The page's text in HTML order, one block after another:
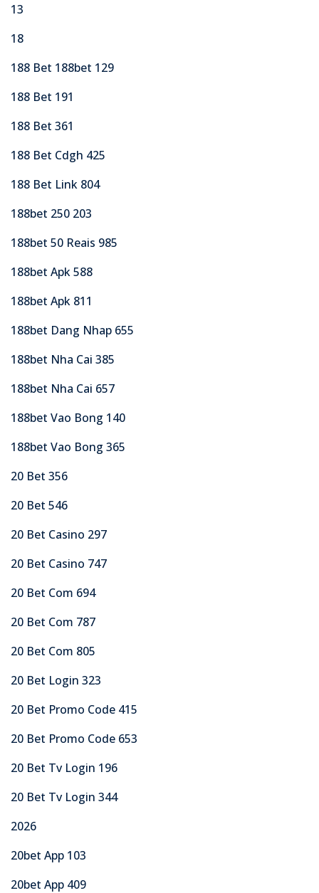
13
18
188 Bet 188bet 129
188 Bet 191
188 Bet 361
188 Bet Cdgh 425
188 Bet Link 804
188bet 250 203
188bet 50 Reais 985
188bet Apk 588
188bet Apk 811
188bet Dang Nhap 655
188bet Nha Cai 385
188bet Nha Cai 657
188bet Vao Bong 140
188bet Vao Bong 365
20 Bet 356
20 Bet 546
20 Bet Casino 297
20 Bet Casino 747
20 Bet Com 694
20 Bet Com 787
20 Bet Com 805
20 Bet Login 323
20 Bet Promo Code 415
20 Bet Promo Code 653
20 Bet Tv Login 196
20 Bet Tv Login 344
2026
20bet App 103
20bet App 409